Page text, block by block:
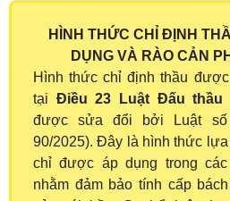
HÌNH THỨC CHỈ ĐỊNH
DỤNG VÀ RÀO CẢN
Hình thức chỉ định thầu
tại Điều 23 Luật Đấu thầu
được sửa đổi bởi Luật số
90/2025). Đây là hình thức lựa
chỉ được áp dụng trong
nhằm đảm bảo tính cấp